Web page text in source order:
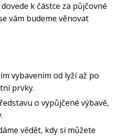
Kajaky
Kola
In-line brusle
Střešní boxy
vybavení
Snowboardy
Skialpy
Zimního vybavení
půjčení kol
slevový kódPRAZDNINY30
k částce za půjčovné
vám budeme věnovat
vybavením od lyží až po
prvky.
o vypůjčené výbavě,
vědět, kdy si můžete